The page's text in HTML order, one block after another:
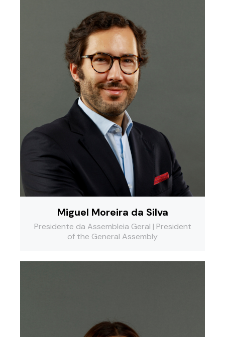
Miguel Moreira da Silva
Presidente da Assembleia Geral | President
of the General Assembly